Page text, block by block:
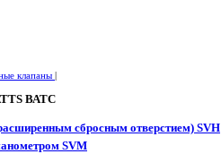
клапаны |
ВАТС
сбросным отверстием) SVH
SVM